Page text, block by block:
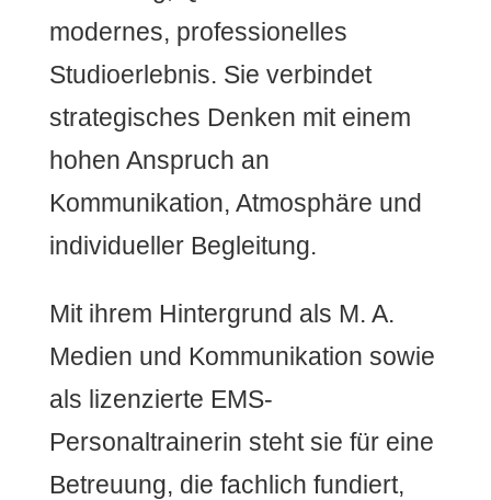
modernes, professionelles
Studioerlebnis. Sie verbindet
strategisches Denken mit einem
hohen Anspruch an
Kommunikation, Atmosphäre und
individueller Begleitung.
Mit ihrem Hintergrund als M. A.
Medien und Kommunikation sowie
als lizenzierte EMS-
Personaltrainerin steht sie für eine
Betreuung, die fachlich fundiert,